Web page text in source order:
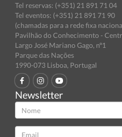
Tel reservas: (+351) 21 891 71 04
Tel eventos: (+351) 21 891 71 90
(chamadas para a rede fixa
Pavilhão do Conhecimento -
Largo José Mariano Gago, nº1
Parque das Nações
1990-073 Lisboa, Portugal
Newsletter